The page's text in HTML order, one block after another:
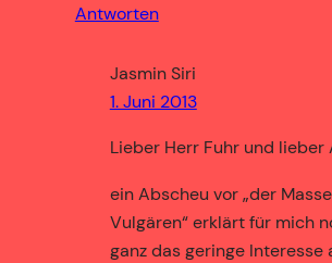
Antworten
Jasmin Siri
1. Juni 2013
Lieber Herr Fuhr und lieber
ein Abscheu vor „der
Vulgären“ erklärt für mich
ganz das geringe Interesse